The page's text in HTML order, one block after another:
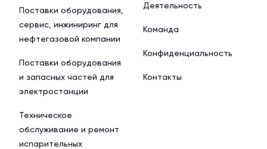
Поставки оборудования,
сервис, инжиниринг для
нефтегазовой компании
Поставки оборудования
и запасных частей для
электростанции
Техническое
обслуживание и ремонт
испарительных
Деятельность
Команда
Конфиденциальность
Контакты